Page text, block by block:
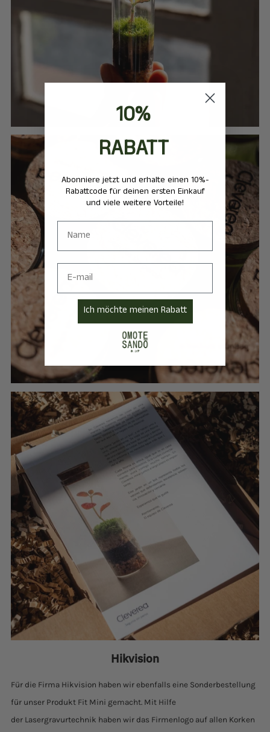
Hikvision
Für die Firma Hikvision haben wir ebenfalls eine Sonderbestellung
für unser Produkt Fit Mini gemacht. Mit Hilfe
der Lasergravurtechnik haben wir das Firmenlogo auf allen Korken
10%
RABATT
Abonniere jetzt und erhalte einen 10%-
Rabattcode für deinen ersten Einkauf
und viele weitere Vorteile!
Ich möchte meinen Rabatt